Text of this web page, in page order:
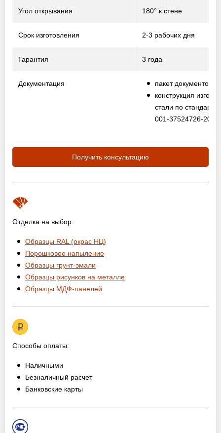
Угол открывания 180° к стене
Срок изготовления 2-3 рабочих дня
Гарантия 3 года
Документация
пакет документов
конструкция
стали по
001-37524726-2012
Получить консультацию
Отделка на выбор:
Образцы RAL (окрас НЦ)
Порошковое напыление
Образцы грунт-эмали
Образцы рисунков на металле
Образцы МДФ-панелей
Способы оплаты:
Наличными
Безналичный расчет
Банковские карты